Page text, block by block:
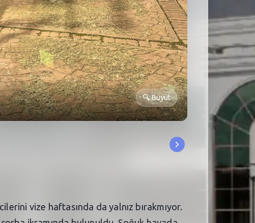
🔍Büyüt
vize haftasında da yalnız bırakmıyor.